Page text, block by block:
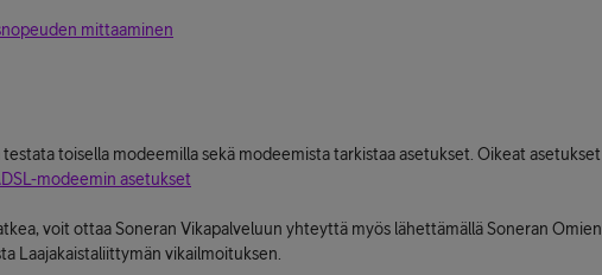
mittaaminen
toisella modeemilla sekä modeemista tarkistaa asetukset. Oikeat asetukset
modeemin asetukset
voit ottaa Soneran Vikapalveluun yhteyttä myös lähettämällä Soneran Omien
Laajakaistaliittymän vikailmoituksen.